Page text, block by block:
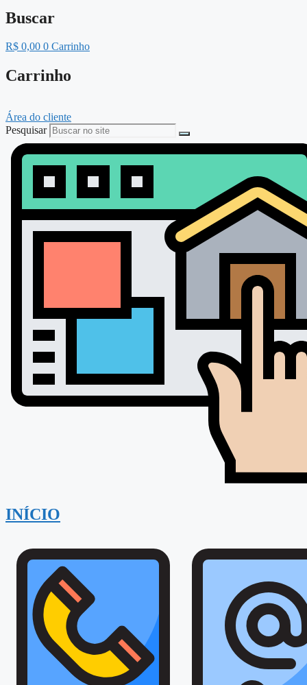
Buscar
R$ 0,00 0 Carrinho
Carrinho
Área do cliente
Pesquisar
INÍCIO